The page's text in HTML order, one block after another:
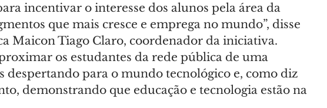
incentivar o interesse dos alunos pela área da
que mais cresce e emprega no mundo”, disse
Maicon Tiago Claro, coordenador da iniciativa.
os estudantes da rede pública de uma
despertando para o mundo tecnológico e, como diz
demonstrando que educação e tecnologia estão na